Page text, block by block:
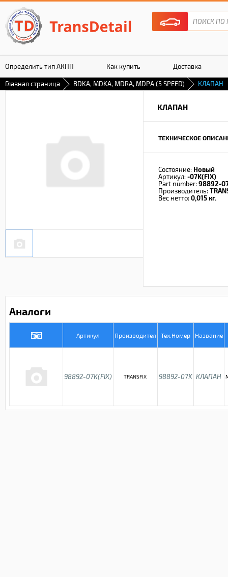
Определить тип АКПП Как купить Доставка
Гарантия
Главная страница BDKA, MDKA, MDRA, MDPA (5 SPEED) КЛАПАН
КЛАПАН
ТЕХНИЧЕСКОЕ
Состояние: Новый
Артикул: -07K(FIX)
Part number: 98892-
Производитель:
Вес нетто: 0,015 кг.
Аналоги
Артикул Производител Тех.Номер Название
98892-07K(FIX) TRANSFIX 98892-07K КЛАПАН